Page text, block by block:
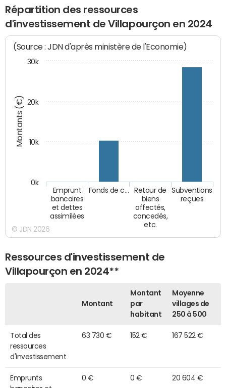
Répartition des ressources
d'investissement de Villapourçon en 2024
Montants (€)
(Source : JDN d'après ministère de l'Economie)
Emprunt
bancaires
et dettes
assimilées
Fonds de c…
Retour de
biens
affectés,
concedés,
etc.
Subventions
reçues
0k
10k
20k
30k
© JDN 2026
Ressources d'investissement de
Villapourçon en 2024**
Montant
Montant
par
habitant
Moyenne
villages de
250 à 500
Total des
ressources
d'investissement
63 730 € 152 € 167 522 €
Emprunts
0 € 0 € 20 604 €